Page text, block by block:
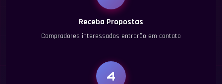
Receba Propostas
Compradores interessados entrarão em contato
4